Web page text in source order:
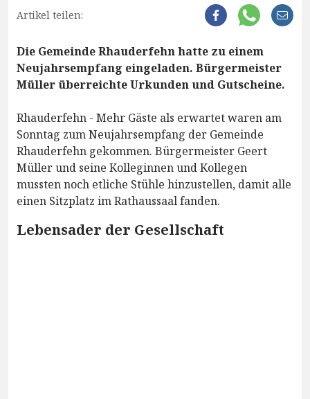
Artikel teilen:
Die Gemeinde Rhauderfehn hatte zu einem
Neujahrsempfang eingeladen. Bürgermeister
Müller überreichte Urkunden und Gutscheine.
Rhauderfehn - Mehr Gäste als erwartet waren am
Sonntag zum Neujahrsempfang der Gemeinde
Rhauderfehn gekommen. Bürgermeister Geert
Müller und seine Kolleginnen und Kollegen
mussten noch etliche Stühle hinzustellen, damit alle
einen Sitzplatz im Rathaussaal fanden.
Lebensader der Gesellschaft